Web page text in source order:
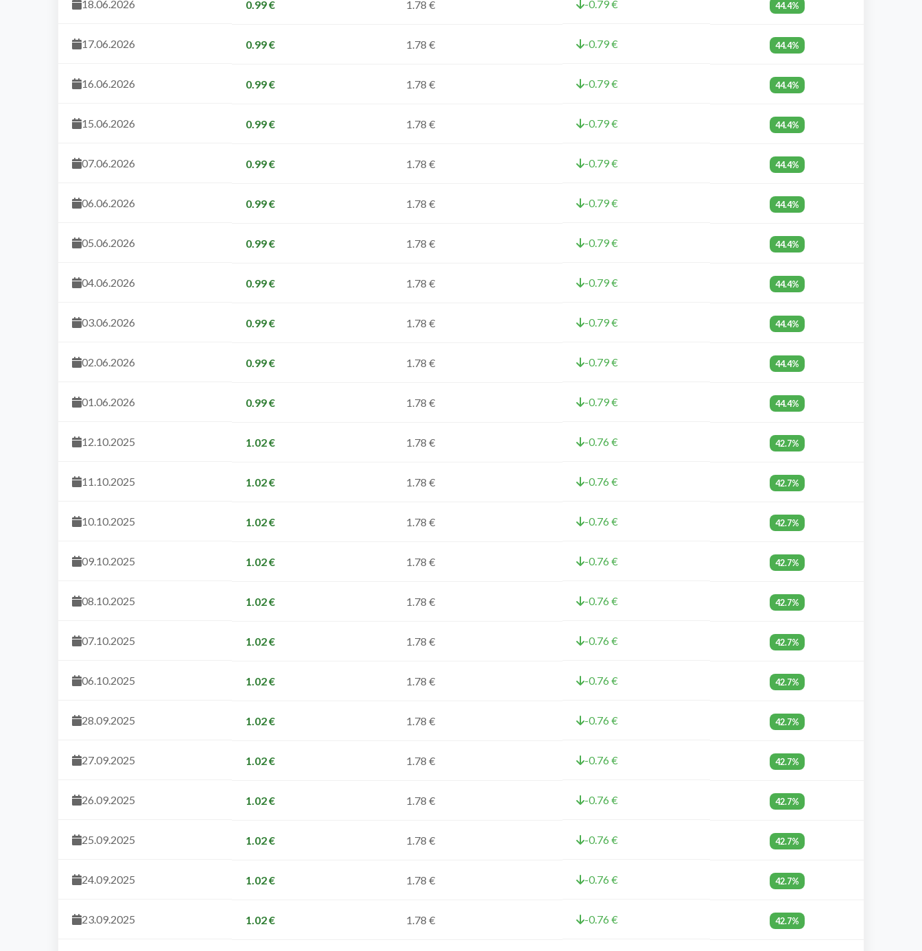
18.06.2026 0.99 € 1.78 € -0.79 € 44.4%
17.06.2026 0.99 € 1.78 € -0.79 € 44.4%
16.06.2026 0.99 € 1.78 € -0.79 € 44.4%
15.06.2026 0.99 € 1.78 € -0.79 € 44.4%
07.06.2026 0.99 € 1.78 € -0.79 € 44.4%
06.06.2026 0.99 € 1.78 € -0.79 € 44.4%
05.06.2026 0.99 € 1.78 € -0.79 € 44.4%
04.06.2026 0.99 € 1.78 € -0.79 € 44.4%
03.06.2026 0.99 € 1.78 € -0.79 € 44.4%
02.06.2026 0.99 € 1.78 € -0.79 € 44.4%
01.06.2026 0.99 € 1.78 € -0.79 € 44.4%
12.10.2025 1.02 € 1.78 € -0.76 € 42.7%
11.10.2025 1.02 € 1.78 € -0.76 € 42.7%
10.10.2025 1.02 € 1.78 € -0.76 € 42.7%
09.10.2025 1.02 € 1.78 € -0.76 € 42.7%
08.10.2025 1.02 € 1.78 € -0.76 € 42.7%
07.10.2025 1.02 € 1.78 € -0.76 € 42.7%
06.10.2025 1.02 € 1.78 € -0.76 € 42.7%
28.09.2025 1.02 € 1.78 € -0.76 € 42.7%
27.09.2025 1.02 € 1.78 € -0.76 € 42.7%
26.09.2025 1.02 € 1.78 € -0.76 € 42.7%
25.09.2025 1.02 € 1.78 € -0.76 € 42.7%
24.09.2025 1.02 € 1.78 € -0.76 € 42.7%
23.09.2025 1.02 € 1.78 € -0.76 € 42.7%